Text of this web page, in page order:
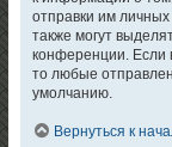
отправки им
также могут
конференции. Если
то любые
умолчанию.
Вернуться к